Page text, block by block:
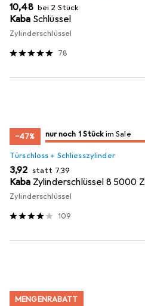
EUR
10,48 bei 2 Stück
Kaba Schlüssel
Zylinderschlüssel
78
−47% noch 1 Stückim Sale
nur noch 1 Stück im Sale
Türschloss + Schliesszylinder
EUR
3,92 statt EUR
7,39
Kaba Zylinderschlüssel 8 5000 Z
Zylinderschlüssel
109
MENGENRABATT